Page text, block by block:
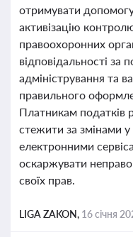
отримувати
активізацію
правоохоронних
відповідальності за
адміністрування та
правильного
Платникам податків
стежити за змінами у
електронними
оскаржувати
своїх прав.
LIGA ZAKON, 16 січня